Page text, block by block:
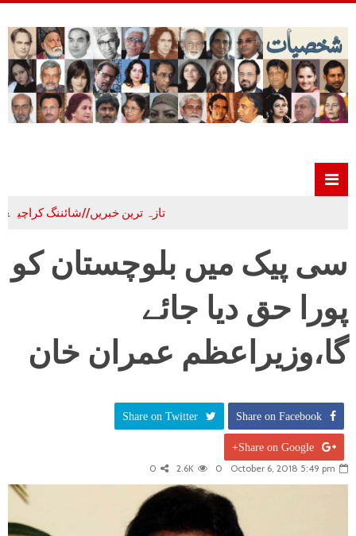
تازہ ترین خبریں//شائننگ کراچی
سی پیک میں بلوچستان کو
پورا حق دیا جائے
گا،وزیراعظم عمران خان
Share on Facebook
Share on Twitter
Share on Google+
October 6, 2018 5:49 pm
0
2.6K
0